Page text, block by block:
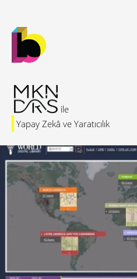
Yapay Zekâ ve Yaratıcılık